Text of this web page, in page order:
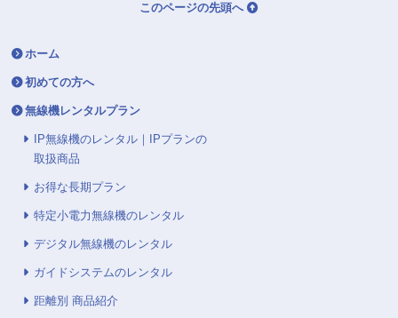
このページの先頭へ
ホーム
初めての方へ
無線機レンタルプラン
IP無線機のレンタル｜IPプランの
取扱商品
お得な長期プラン
特定小電力無線機のレンタル
デジタル無線機のレンタル
ガイドシステムのレンタル
距離別 商品紹介